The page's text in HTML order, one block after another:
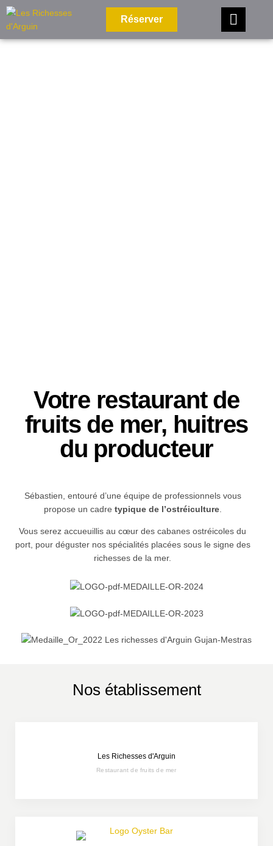
Réserver
Votre restaurant de
fruits de mer, huitres
du producteur
Sébastien, entouré d’une équipe de professionnels vous
propose un cadre typique de l’ostréiculture.
Vous serez accueuillis au cœur des cabanes ostréicoles du
port, pour déguster nos spécialités placées sous le signe des
richesses de la mer.
Nos établissement
Les Richesses d'Arguin
Restaurant de fruits de mer